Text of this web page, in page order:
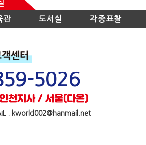
관 도서실 각종표찰
5026
천지사 / 서울(다온)
. kworld002@hanmail.net